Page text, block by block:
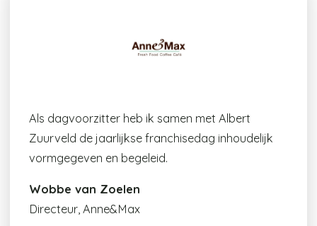
Als dagvoorzitter heb ik samen met Albert
Zuurveld de jaarlijkse franchisedag inhoudelijk
vormgegeven en begeleid.
Wobbe van Zoelen
Directeur, Anne&Max